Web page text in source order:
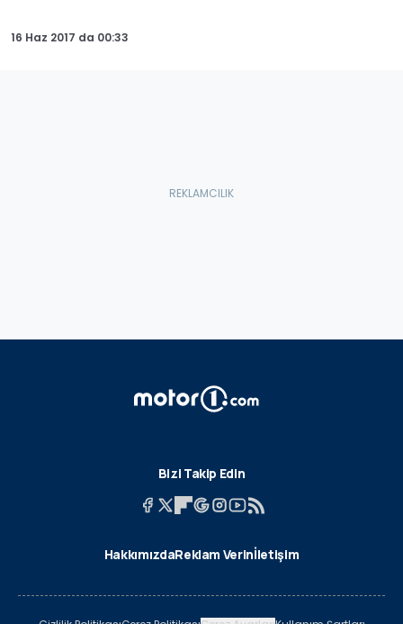
16 Haz 2017 da 00:33
Bizi Takip Edin
HakkımızdaReklam Verinİletişim